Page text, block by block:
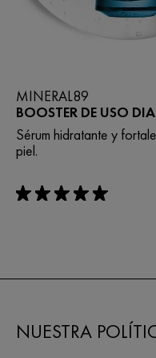
MINERAL89
BOOSTER DE USO
Sérum hidratante y
piel.​
rating: 5 out of 5
NUESTRA